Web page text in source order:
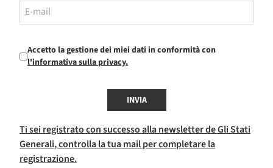
Accetto la gestione dei miei dati in conformità con
l'informativa sulla privacy.
INVIA
Ti sei registrato con successo alla newsletter de Gli Stati
Generali, controlla la tua mail per completare la
registrazione.